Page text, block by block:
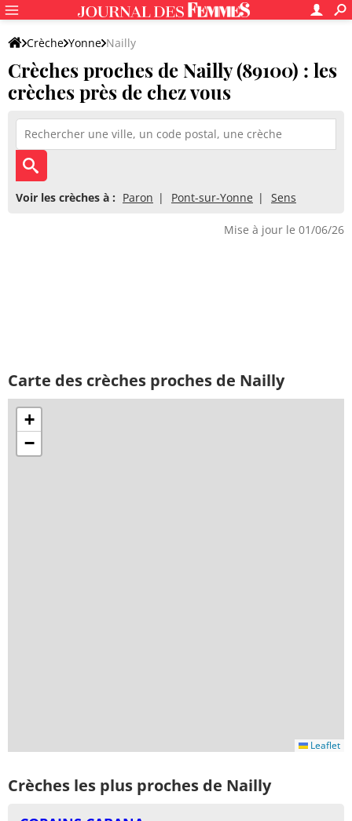
Crèche Yonne Nailly
Crèches proches de Nailly (89100) : les
crèches près de chez vous
Voir les crèches à : Paron Pont-sur-Yonne Sens
Mise à jour le 01/06/26
Carte des crèches proches de Nailly
+
−
Leaflet
Crèches les plus proches de Nailly